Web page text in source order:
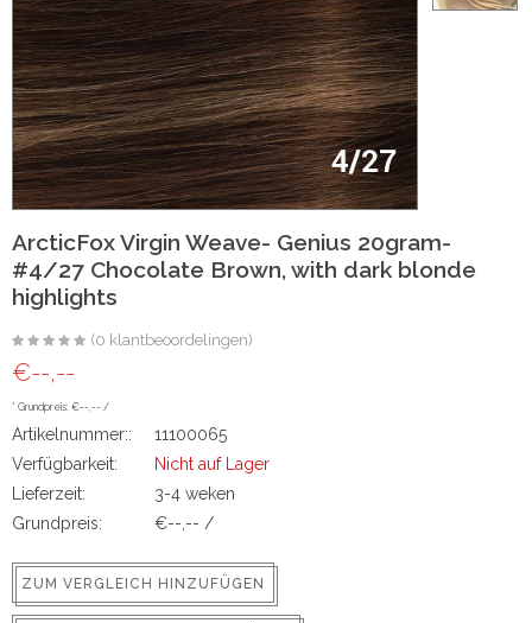
Wave
ArcticFox Virgin Weave- Genius 20gram-
#4/27 Chocolate Brown, with dark blonde
highlights
(0 klantbeoordelingen)
€--,--
* Grundpreis: €--,-- /
Artikelnummer::
11100065
Verfügbarkeit:
Nicht auf Lager
Lieferzeit:
3-4 weken
Grundpreis:
€--,-- /
ZUM VERGLEICH HINZUFÜGEN